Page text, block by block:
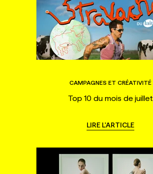
CAMPAGNES ET CRÉATIVITÉ
Top 10 du mois de juillet
LIRE L'ARTICLE